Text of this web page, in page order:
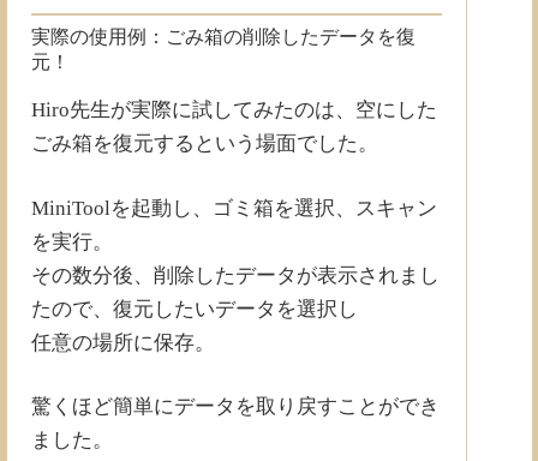
実際の使用例：ごみ箱の削除したデータを復
元！
Hiro先生が実際に試してみたのは、空にした
ごみ箱を復元するという場面でした。
MiniToolを起動し、ゴミ箱を選択、スキャン
を実行。
その数分後、削除したデータが表示されまし
たので、復元したいデータを選択し
任意の場所に保存。
驚くほど簡単にデータを取り戻すことができ
ました。